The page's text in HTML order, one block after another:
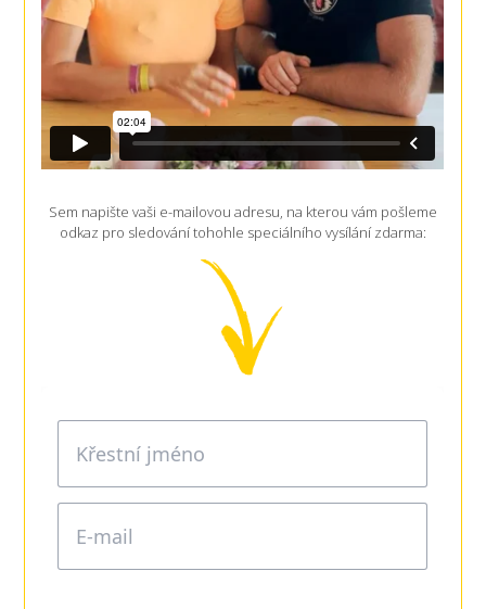
Sem napište vaši e-mailovou adresu, na kterou vám pošleme
odkaz pro sledování tohohle speciálního vysílání zdarma: